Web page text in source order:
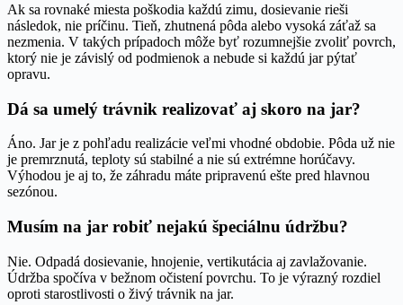
Ak sa rovnaké miesta poškodia každú zimu, dosievanie rieši
následok, nie príčinu. Tieň, zhutnená pôda alebo vysoká záťaž sa
nezmenia. V takých prípadoch môže byť rozumnejšie zvoliť povrch,
ktorý nie je závislý od podmienok a nebude si každú jar pýtať
opravu.
Dá sa umelý trávnik realizovať aj skoro na jar?
Áno. Jar je z pohľadu realizácie veľmi vhodné obdobie. Pôda už nie
je premrznutá, teploty sú stabilné a nie sú extrémne horúčavy.
Výhodou je aj to, že záhradu máte pripravenú ešte pred hlavnou
sezónou.
Musím na jar robiť nejakú špeciálnu údržbu?
Nie. Odpadá dosievanie, hnojenie, vertikutácia aj zavlažovanie.
Údržba spočíva v bežnom očistení povrchu. To je výrazný rozdiel
oproti starostlivosti o živý trávnik na jar.